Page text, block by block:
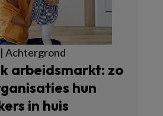
Achtergrond
arbeidsmarkt: zo
hun
in huis